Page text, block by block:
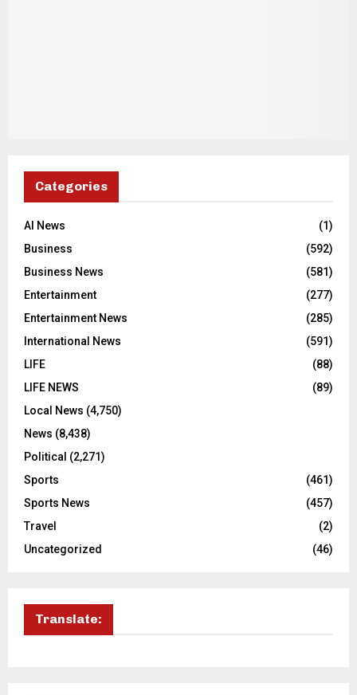
Categories
AI News
(1)
Business
(592)
Business News
(581)
Entertainment
(277)
Entertainment News
(285)
International News
(591)
LIFE
(88)
LIFE NEWS
(89)
Local News (4,750)
News (8,438)
Political (2,271)
Sports
(461)
Sports News
(457)
Travel
(2)
Uncategorized
(46)
Translate: